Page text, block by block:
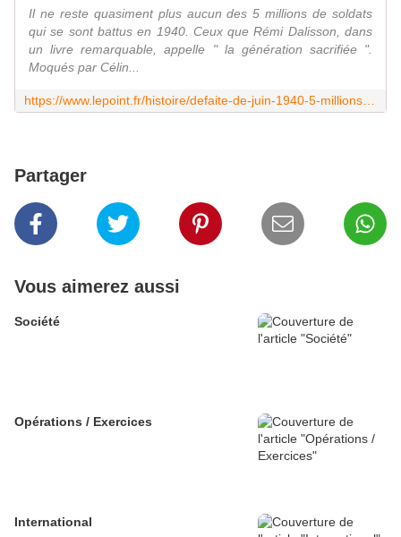
Il ne reste quasiment plus aucun des 5 millions de soldats
qui se sont battus en 1940. Ceux que Rémi Dalisson, dans
un livre remarquable, appelle " la génération sacrifiée ".
Moqués par Célin...
Partager
Vous aimerez aussi
Société
Opérations / Exercices
International